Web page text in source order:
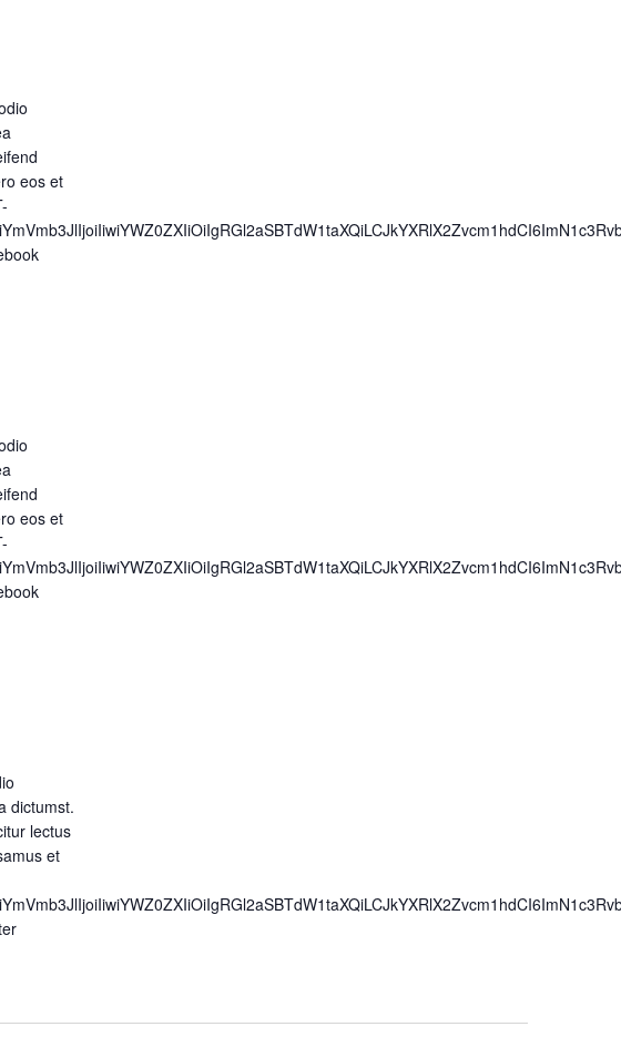
eos et
eos et
dictumst.
lectus
et